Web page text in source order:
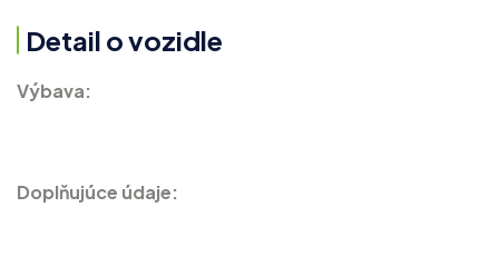
Detail o vozidle
Výbava:
Doplňujúce údaje: